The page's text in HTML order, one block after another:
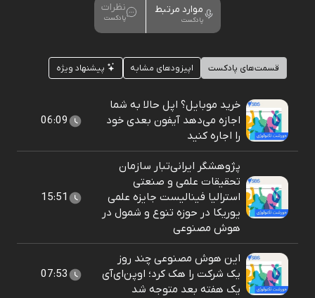
موارد مرتبط
پادکست
نظرات
پادکست
قسمت‌های پادکست اپیزودهای مشابه پیشنهاد ویژه
خرید موبایل؟ اپل حالا به شما
اجازه می‌دهد آیفون بعدی‌ خود
را اجاره کنید
06:09
پژوهشگر ایرانی‌تبار سازمان
تحقیقات علمی و صنعتی
استرالیا فینالیست جایزه علمی
یوریکا در حوزه تنوع و شمول در
هوش مصنوعی
15:51
این هوش مصنوعی چند روز
یک شرکت را هک کرد؛ اوپن‌ای‌آی
یک هفته بعد متوجه شد
07:53